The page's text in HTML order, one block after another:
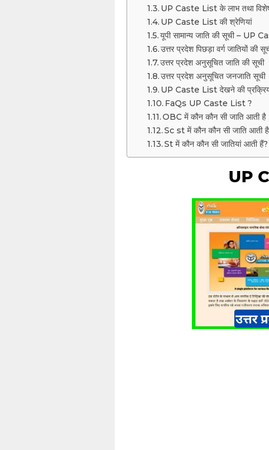
UP Caste List के लाभ तथा
UP Caste List की श्रेणियां
यूपी सामान्य जाति की सूची – UP
उत्तर प्रदेश पिछड़ा वर्ग जातियों की
उत्तर प्रदेश अनुसूचित जाति की सूची
उत्तर प्रदेश अनुसूचित जनजाति सूची
UP Caste List देखने की
FaQs UP Caste List ?
OBC में कौन कौन सी जाति आती
Sc st में कौन कौन सी जाति आती है
St में कौन कौन सी जातियां आती हैं?
UP